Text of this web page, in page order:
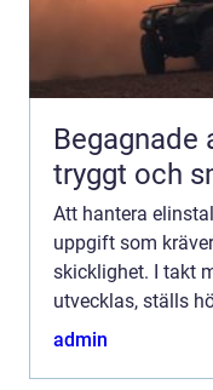
Begagnade atv så gör
tryggt och
Att hantera
uppgift som
skicklighet. I takt
utvecklas, ställs
och säkerhet.
admin